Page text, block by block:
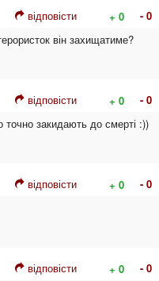
відповісти + 0
- 0
він захищатиме?
відповісти + 0
- 0
точно закидають до смерті :))
відповісти + 0
- 0
відповісти + 0
- 0